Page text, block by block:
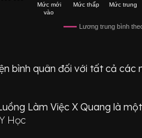
Lương trung bình
Mức mới
vào
Mức thấp Mức trung
bình quân đối với tất cả các
Làm Việc X Quang là
Học